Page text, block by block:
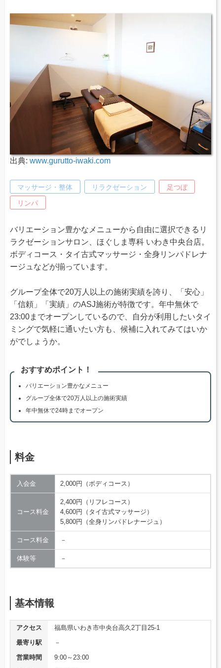
出典: www.gurutto-iwaki.com
マッサージ・整体 リラクゼーション 足つぼ
リンパ
バリエーション豊かなメニューから自由に選択できるリ
ラクゼーションサロン、ほぐしま専科 いわき中央台店。
ボディコース・タイ古式マッサージ・全身リンパドレナ
ージュなどが揃っています。
グループ全体で20万人以上の施術実績を誇り、「安心」
「信頼」「実績」のASJ施術が特徴です。年中無休で
23:00までオープンしているので、自分が利用したいタイ
ミングで気軽に通いたい方も、候補に入れてみてはいか
がでしょうか。
おすすめポイント！
バリエーション豊かなメニュー
グループ全体で20万人以上の施術実績
年中無休で24時までオープン
料金
入会金 2,000円（ボディコース）
コース料金
2,400円（リフレコース）
4,600円（タイ古式マッサージ）
5,800円（全身リンパドレナージュ）
コース料金 －
体験等 －
基本情報
アクセス
福島県いわき市中央台高久2丁目25-1
最寄り駅
－
営業時間
9:00～23:00